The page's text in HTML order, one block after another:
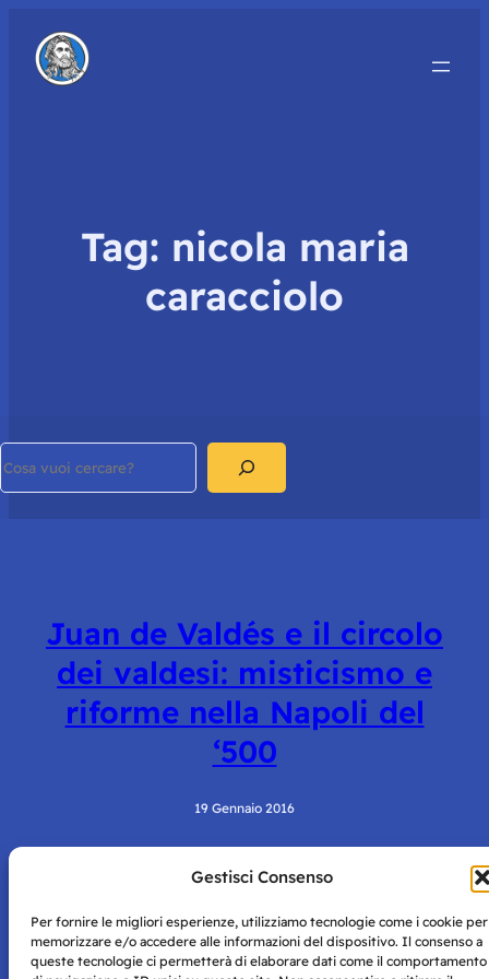
Gestisci Consenso
Per fornire le migliori esperienze, utilizziamo tecnologie come i cookie per
memorizzare e/o accedere alle informazioni del dispositivo. Il consenso a
queste tecnologie ci permetterà di elaborare dati come il comportamento
Tag: nicola maria
caracciolo
Juan de Valdés e il circolo
dei valdesi: misticismo e
riforme nella Napoli del
‘500
19 Gennaio 2016